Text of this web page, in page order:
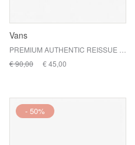
Vans
€ 90,00
€ 45,00
- 50%